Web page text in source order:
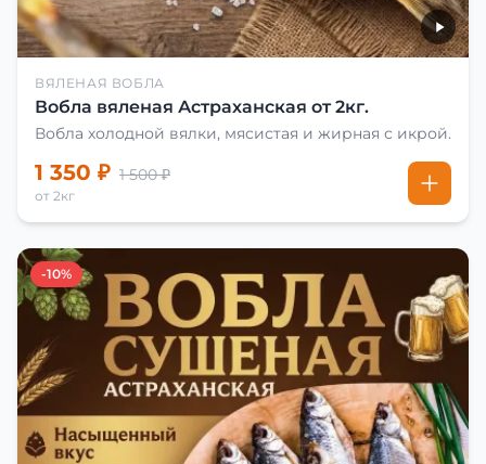
ВЯЛЕНАЯ ВОБЛА
Вобла вяленая Астраханская от 2кг.
Вобла холодной вялки, мясистая и жирная с икрой.
1 350 ₽ 1 500 ₽
от 2кг
-10%